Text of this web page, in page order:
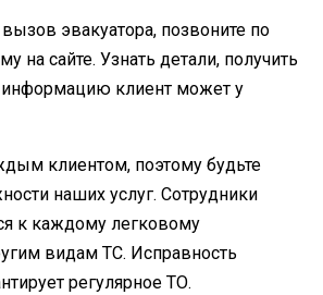
эвакуатора, позвоните по
на сайте. Узнать детали, получить
клиент может у
клиентом, поэтому будьте
наших услуг. Сотрудники
к каждому легковому
видам ТС. Исправность
регулярное ТО.